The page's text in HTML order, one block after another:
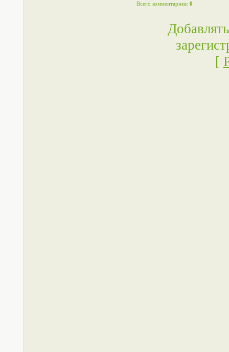
Всего комментариев: 0
[